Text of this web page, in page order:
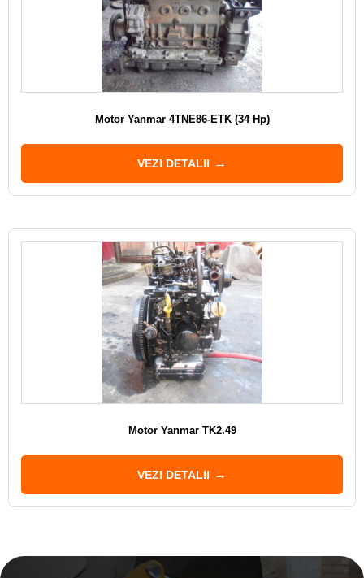
Motor Yanmar 4TNE86-ETK (34 Hp)
VEZI DETALII
Motor Yanmar TK2.49
VEZI DETALII